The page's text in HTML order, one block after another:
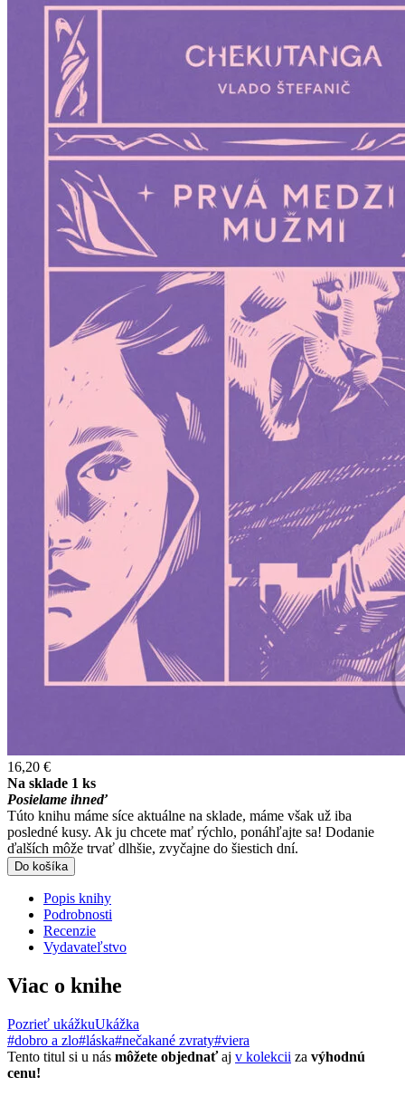
16,20 €
Na sklade 1 ks
Posielame ihneď
Túto knihu máme síce aktuálne na sklade, máme však už iba
posledné kusy. Ak ju chcete mať rýchlo, ponáhľajte sa! Dodanie
ďalších môže trvať dlhšie, zvyčajne do šiestich dní.
Do košíka
Popis knihy
Podrobnosti
Recenzie
Vydavateľstvo
Viac o knihe
Pozrieť ukážkuUkážka
#dobro a zlo#láska#nečakané zvraty#viera
Tento titul si u nás môžete objednaťaj v kolekcii za výhodnú
cenu!